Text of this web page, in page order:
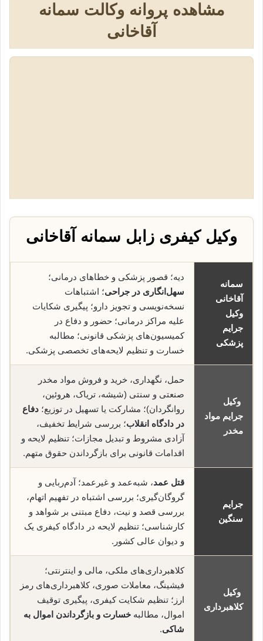
مشاهده پروانه وکالت سمانه
آقاخانی
وکیل کیفری زابل سمانه آقاخانی
سمانه
آقاخانی
وکیل
جرایم
پزشکی
دیه؛ قصور پزشکی و خطاهای درمانی؛
سهل‌انگاری در جراحی؛ اشتباهات
نسخه‌نویسی و تجویز دارو؛ پیگیری شکایات
علیه مراکز درمانی؛ حضور و دفاع در
کمیسیون‌های پزشکی قانونی؛ مطالبه
خسارت و تنظیم لایحه‌های تخصصی پزشکی.
وکیل
جرایم مواد
مخدر
حمل، نگهداری، خرید و فروش مواد مخدر
صنعتی و سنتی (شیشه، تریاک، هروئین،
روانگردان)؛ مشارکت یا تسهیل در توزیع؛ دفاع
در دادگاه انقلاب؛ بررسی شرایط تخفیف،
آزادی مشروط و تبدیل مجازات؛ تنظیم لایحه و
اقدامات قانونی برای بازگرداندن حقوق متهم.
جرایم
سنگین
قتل عمد، شبه‌عمد و غیرعمد؛ آدم‌ربایی و
گروگان‌گیری؛ بررسی اشتباه در تفهیم اتهام،
بررسی قصد و نیت، دفاع مبتنی بر شواهد و
کارشناسی؛ تنظیم لایحه در دادگاه کیفری یک
و دیوان عالی کشور.
وکیل
کلاهبرداری
کلاهبرداری‌های ملکی، مالی و اینترنتی؛
فیشینگ، معاملات صوری، کلاهبرداری‌های رمز
ارز؛ تنظیم شکایت کیفری، پیگیری توقیف
اموال، مطالبه خسارت و بازگرداندن اموال به
شاکی.